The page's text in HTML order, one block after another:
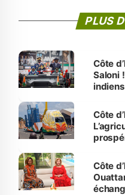
PLUS
Côte
Saloni
Côte
Côte